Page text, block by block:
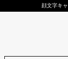
顔文字キ